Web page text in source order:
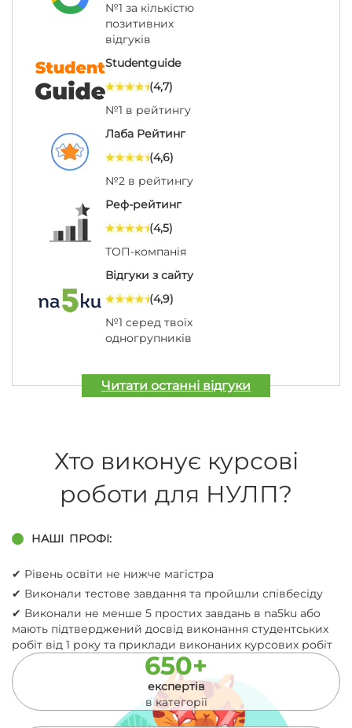
№1 за кількістю
позитивних
відгуків
Studentguide
(4,7)
№1 в рейтингу
Лаба Рейтинг
(4,6)
№2 в рейтингу
Реф-рейтинг
(4,5)
ТОП-компанія
Відгуки з сайту
(4,9)
№1 серед твоїх
одногрупників
Читати останні відгуки
Хто виконує курсові
роботи для НУЛП?
НАШІ ПРОФІ:
✔︎ Рівень освіти не нижче магістра
✔︎ Виконали тестове завдання та пройшли співбесіду
✔︎ Виконали не менше 5 простих завдань в na5ku або
мають підтверджений досвід виконання студентських
робіт від 1 року та приклади виконаних курсових робіт
650+
експертів
в категорії